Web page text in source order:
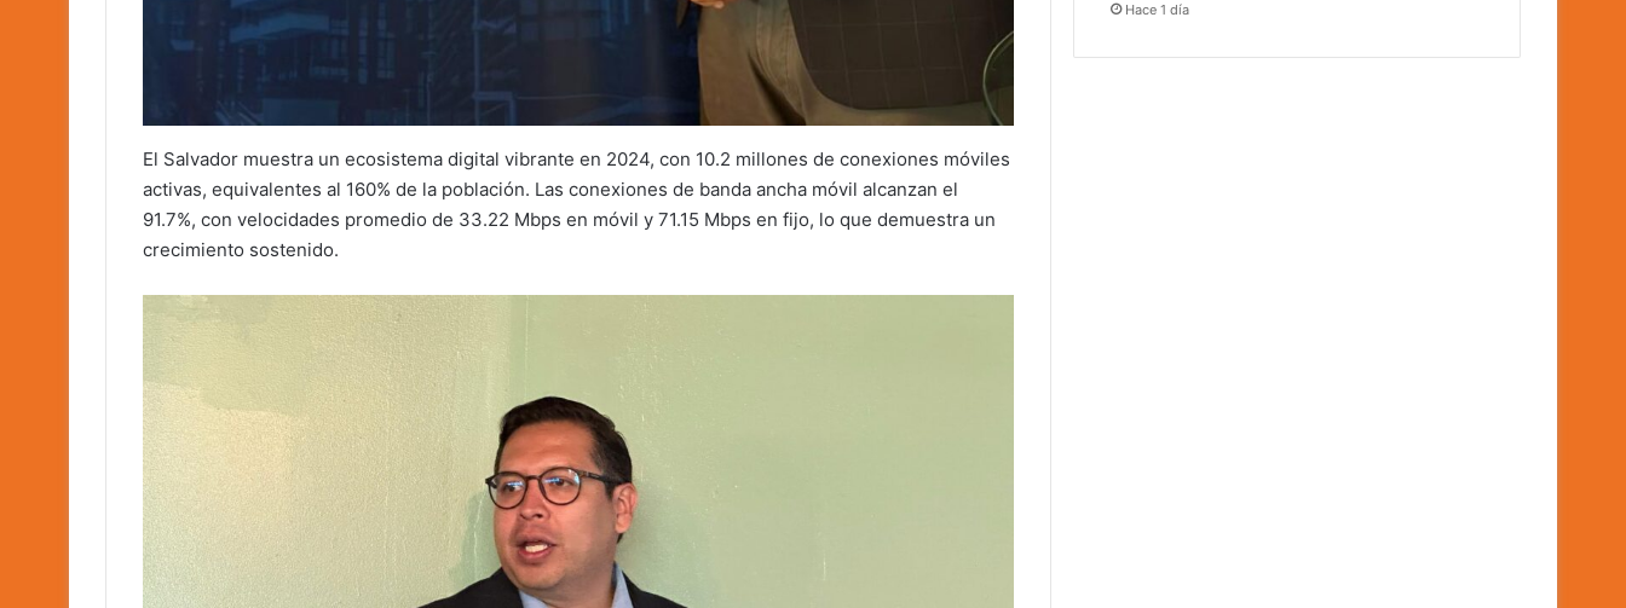
El Salvador muestra un ecosistema digital vibrante en 2024, con 10.2 millones de conexiones móviles
activas, equivalentes al 160% de la población. Las conexiones de banda ancha móvil alcanzan el
91.7%, con velocidades promedio de 33.22 Mbps en móvil y 71.15 Mbps en fijo, lo que demuestra un
crecimiento sostenido.
Hace 1 día